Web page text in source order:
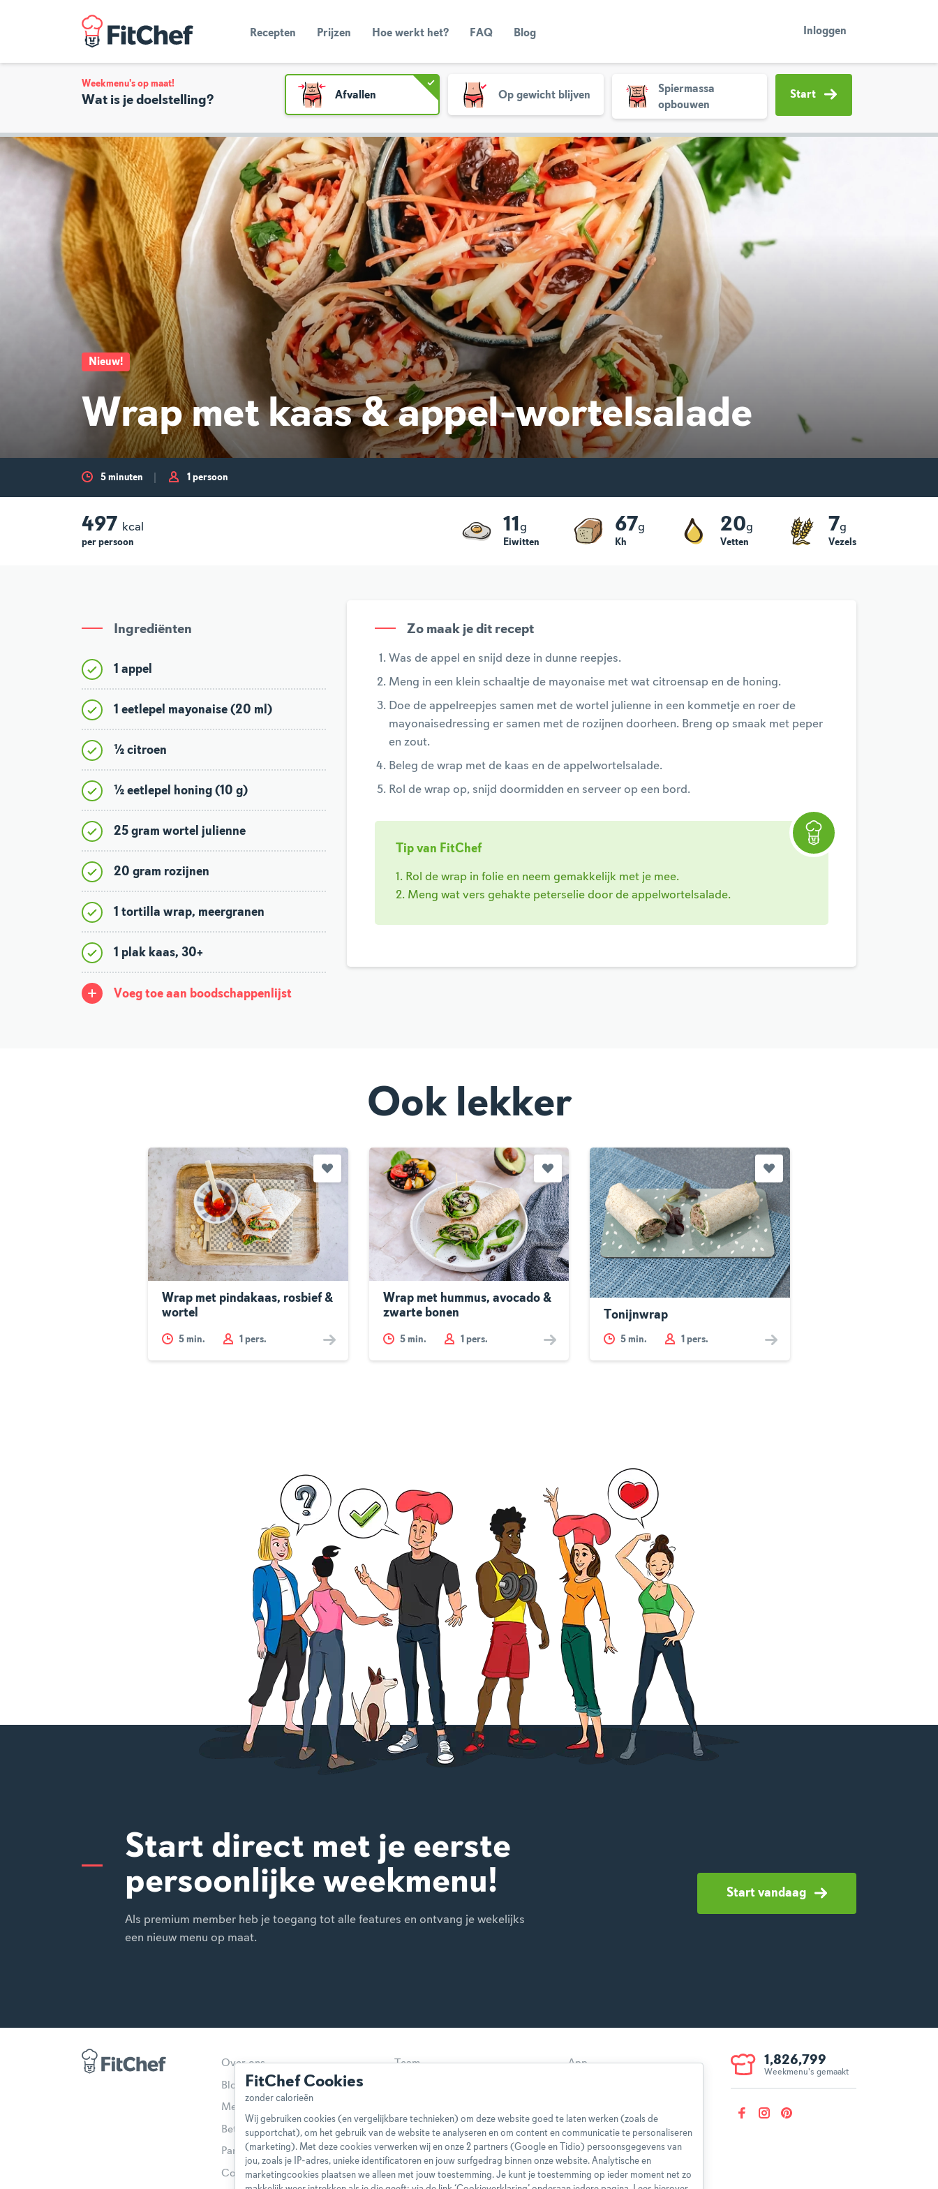
Recepten Prijzen Hoe werkt het? FAQ Blog Inloggen
Weekmenu's op maat!
Wat is je doelstelling? Afvallen Op gewicht blijven
Spiermassa
opbouwen
Start
Nieuw!
Wrap met kaas & appel-wortelsalade
5 minuten 1 persoon
497 kcal
per persoon
11g
Eiwitten
67g
Kh
20g
Vetten
7g
Vezels
Ingrediënten
1 appel
1 eetlepel mayonaise (20 ml)
½ citroen
½ eetlepel honing (10 g)
25 gram wortel julienne
20 gram rozijnen
1 tortilla wrap, meergranen
1 plak kaas, 30+
Voeg toe aan boodschappenlijst
Zo maak je dit recept
Was de appel en snijd deze in dunne reepjes.
Meng in een klein schaaltje de mayonaise met wat citroensap en de honing.
Doe de appelreepjes samen met de wortel julienne in een kommetje en roer de
mayonaisedressing er samen met de rozijnen doorheen. Breng op smaak met peper
en zout.
Beleg de wrap met de kaas en de appelwortelsalade.
Rol de wrap op, snijd doormidden en serveer op een bord.
Tip van FitChef
1. Rol de wrap in folie en neem gemakkelijk met je mee.
2. Meng wat vers gehakte peterselie door de appelwortelsalade.
Ook lekker
Wrap met pindakaas, rosbief &
wortel
5 min. 1 pers.
Wrap met hummus, avocado &
zwarte bonen
5min. 1 pers.
Tonijnwrap
5 min. 1 pers.
Start direct met je eerste
persoonlijke weekmenu!
Als premium member heb je toegang tot alle features en ontvang je wekelijks
een nieuw menu op maat.
Start vandaag
Over ons Team
App
Blog
Methodologie
Betaalmethoden
Klachtenprocedure
Bestelling herroepen
Partnerprogramma
Boeken
FAQ
Contact
1,826,799
Weekmenu's gemaakt
FitChef Cookies
Wij gebruiken cookies (en vergelijkbare technieken) om deze website goed te laten werken (zoals de
supportchat), om het gebruik van de website te analyseren en om content en communicatie te personaliseren
(marketing). Met deze cookies verwerken wij en onze 2 partners (Google en Tidio) persoonsgegevens van
jou, zoals je IP-adres, unieke identificatoren en jouw surfgedrag binnen onze website. Analytische en
marketingcookies plaatsen we alleen met jouw toestemming. Je kunt je toestemming op ieder moment net zo